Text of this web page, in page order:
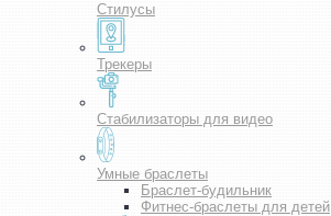
Стилусы
Трекеры
Стабилизаторы для видео
Умные браслеты
Браслет-будильник
Фитнес-браслеты для детей